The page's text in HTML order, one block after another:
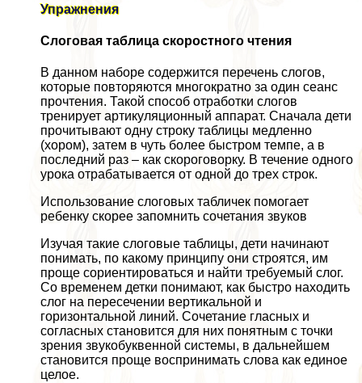
Упражнения
Слоговая таблица скоростного чтения
В данном наборе содержится перечень слогов,
которые повторяются многократно за один сеанс
прочтения. Такой способ отработки слогов
тренирует артикуляционный аппарат. Сначала дети
прочитывают одну строку таблицы медленно
(хором), затем в чуть более быстром темпе, а в
последний раз – как скороговорку. В течение одного
урока отpaбатывается от одной до трех строк.
Использование слоговых табличек помогает
ребенку скорее запомнить сочетания звуков
Изучая такие слоговые таблицы, дети начинают
понимать, по какому принципу они строятся, им
проще сориентироваться и найти требуемый слог.
Со временем детки понимают, как быстро находить
слог на пересечении вертикальной и
горизонтальной линий. Сочетание гласных и
согласных становится для них понятным с точки
зрения звукобуквенной системы, в дальнейшем
становится проще воспринимать слова как единое
целое.